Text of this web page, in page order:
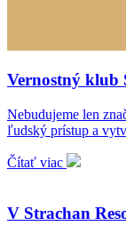
Vernostný klub
Nebudujeme len
ľudský prístup a
Čítať viac
V Strachan